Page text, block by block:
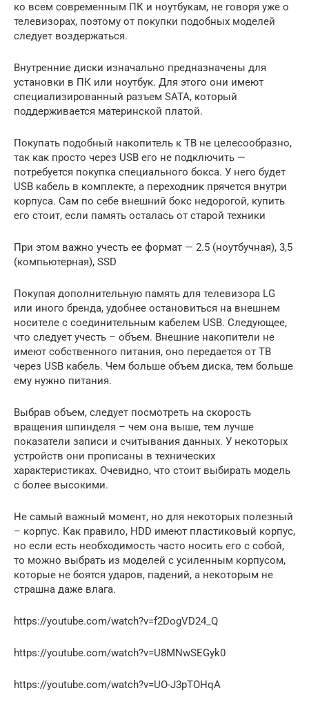
ко всем современным ПК и ноутбукам, не говоря уже о
телевизорах, поэтому от покупки подобных моделей
следует воздержаться.
Внутренние диски изначально предназначены для
установки в ПК или ноутбук. Для этого они имеют
специализированный разъем SATA, который
поддерживается материнской платой.
Покупать подобный накопитель к ТВ не целесообразно,
так как просто через USB его не подключить —
потребуется покупка специального бокса. У него будет
USB кабель в комплекте, а переходник прячется внутри
корпуса. Сам по себе внешний бокс недорогой, купить
его стоит, если память осталась от старой техники
При этом важно учесть ее формат — 2.5 (ноутбучная), 3,5
(компьютерная), SSD
Покупая дополнительную память для телевизора LG
или иного бренда, удобнее остановиться на внешнем
носителе с соединительным кабелем USB. Следующее,
что следует учесть – объем. Внешние накопители не
имеют собственного питания, оно передается от ТВ
через USB кабель. Чем больше объем диска, тем больше
ему нужно питания.
Выбрав объем, следует посмотреть на скорость
вращения шпинделя – чем она выше, тем лучше
показатели записи и считывания данных. У некоторых
устройств они прописаны в технических
характеристиках. Очевидно, что стоит выбирать модель
с более высокими.
Не самый важный момент, но для некоторых полезный
– корпус. Как правило, HDD имеют пластиковый корпус,
но если есть необходимость часто носить его с собой,
то можно выбрать из моделей с усиленным корпусом,
которые не боятся ударов, падений, а некоторым не
страшна даже влага.
https://youtube.com/watch?v=f2DogVD24_Q
https://youtube.com/watch?v=U8MNwSEGyk0
https://youtube.com/watch?v=UO-J3pTOHqA